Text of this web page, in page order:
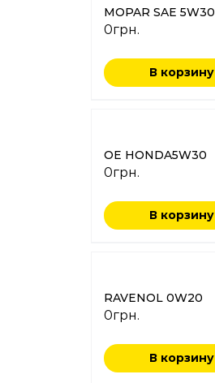
MOPAR SAE 5W30
0грн.
В корзину
OE HONDA5W30
0грн.
В корзину
RAVENOL 0W20
0грн.
В корзину